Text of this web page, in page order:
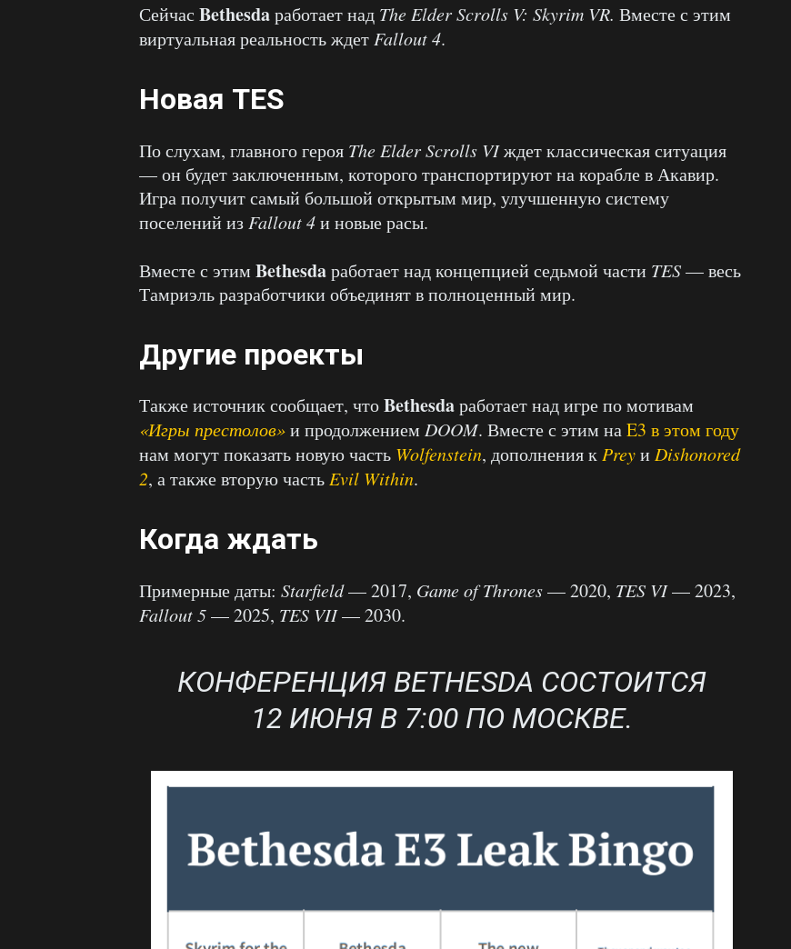
Сейчас Bethesdaработает над The Elder Scrolls V: Skyrim VR. Вместе с этим
виртуальная реальность ждет Fallout 4.
Новая TES
По слухам, главного героя The Elder Scrolls VIждет классическая ситуация
— он будет заключенным, которого транспортируют на корабле в Акавир.
Игра получит самый большой открытым мир, улучшенную систему
поселений из Fallout 4и новые расы.
Вместе с этим Bethesdaработает над концепцией седьмой части TES— весь
Тамриэль разработчики объединят в полноценный мир.
Другие проекты
Также источник сообщает, чтоBethesdaработает над игре по мотивам
«Игры престолов»и продолжением DOOM. Вместе с этим наE3 в этом году
нам могут показать новую часть Wolfenstein, дополнения к Preyи Dishonored
2, а также вторую часть Evil Within.
Когда ждать
Примерные даты: Starfield— 2017, Game of Thrones— 2020, TES VI— 2023,
Fallout 5— 2025, TES VII— 2030.
КОНФЕРЕНЦИЯ BETHESDA СОСТОИТСЯ
12 ИЮНЯ В 7:00 ПО МОСКВЕ.